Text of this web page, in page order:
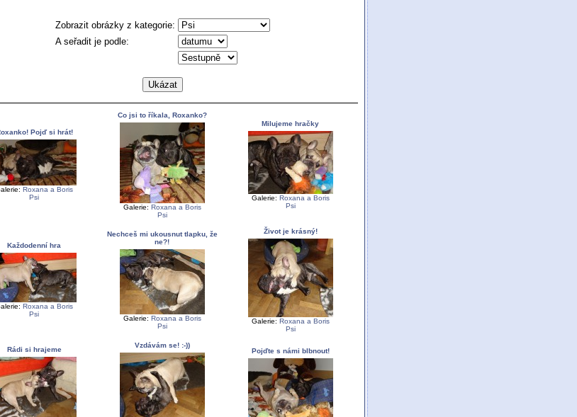
Zobrazit obrázky z kategorie:
A seřadit je podle:
Pojď si hrát!
Roxana a Boris
Psi
Co jsi to říkala, Roxanko?
Galerie: Roxana a Boris
Psi
Milujeme hračky
Galerie: Roxana a Boris
Psi
Každodenní hra
Roxana a Boris
Psi
Nechceš mi ukousnut tlapku, že
ne?!
Galerie: Roxana a Boris
Psi
Život je krásný!
Galerie: Roxana a Boris
Psi
Rádi si hrajeme
Vzdávám se! :-))
Pojďte s námi blbnout!